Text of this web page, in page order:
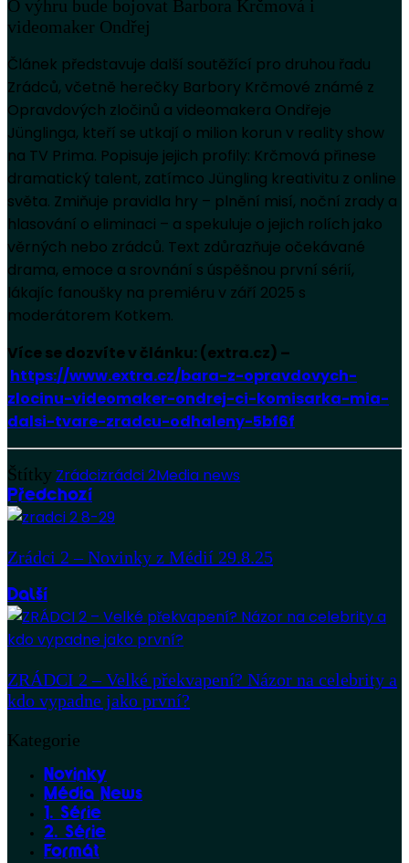
O výhru bude bojovat Barbora Krčmová i
videomaker Ondřej
Článek představuje další soutěžící pro druhou řadu
Zrádců, včetně herečky Barbory Krčmové známé z
Opravdových zločinů a videomakera Ondřeje
Jünglinga, kteří se utkají o milion korun v reality show
na TV Prima. Popisuje jejich profily: Krčmová přinese
dramatický talent, zatímco Jüngling kreativitu z online
světa. Zmiňuje pravidla hry – plnění misí, noční zrady a
hlasování o eliminaci – a spekuluje o jejich rolích jako
věrných nebo zrádců. Text zdůrazňuje očekávané
drama, emoce a srovnání s úspěšnou první sérií,
lákajíc fanoušky na premiéru v září 2025 s
moderátorem Kotkem.
Více se dozvíte v článku: (extra.cz) –
https://www.extra.cz/bara-z-opravdovych-
zlocinu-videomaker-ondrej-ci-komisarka-mia-
dalsi-tvare-zradcu-odhaleny-5bf6f
Štítky Zrádcizrádci 2Media news
Předchozí
Zrádci 2 – Novinky z Médií 29.8.25
Další
ZRÁDCI 2 – Velké překvapení? Názor na celebrity a
kdo vypadne jako první?
Kategorie
Novinky
Média News
1. Série
2. Série
Formát